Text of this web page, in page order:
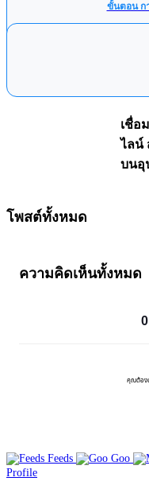
ขั้นตอน ก
เชื่อ
ไลน์
บนอุ
โพสต์ทั้งหมด
ความคิดเห็นทั้งหมด
คุณต้อง
Feeds Goo
Profile